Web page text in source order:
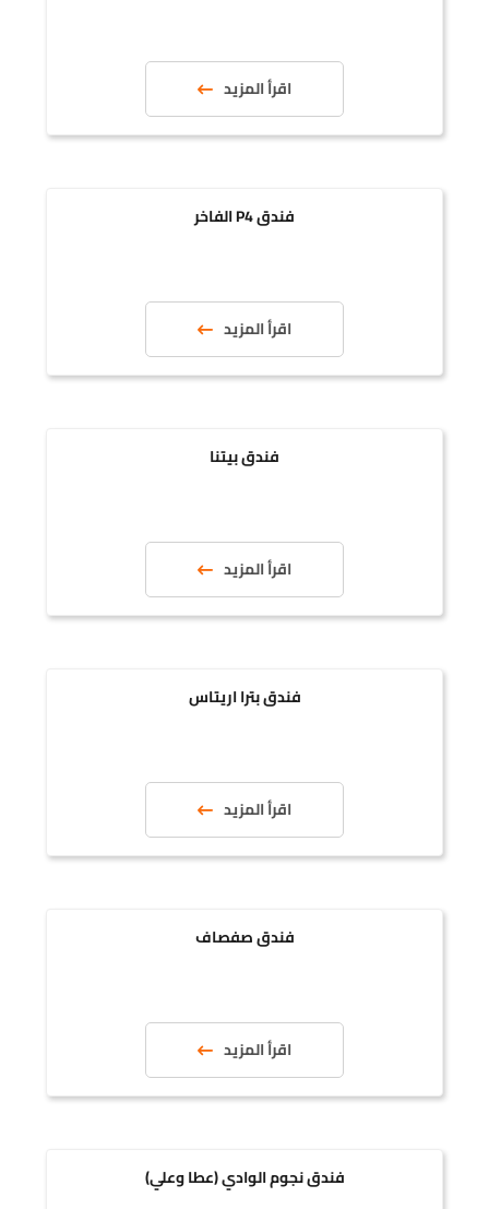
اقرأ المزيد
فندق P4 الفاخر
اقرأ المزيد
فندق بيتنا
اقرأ المزيد
فندق بترا اريتاس
اقرأ المزيد
فندق صفصاف
اقرأ المزيد
فندق نجوم الوادي (عطا وعلي)